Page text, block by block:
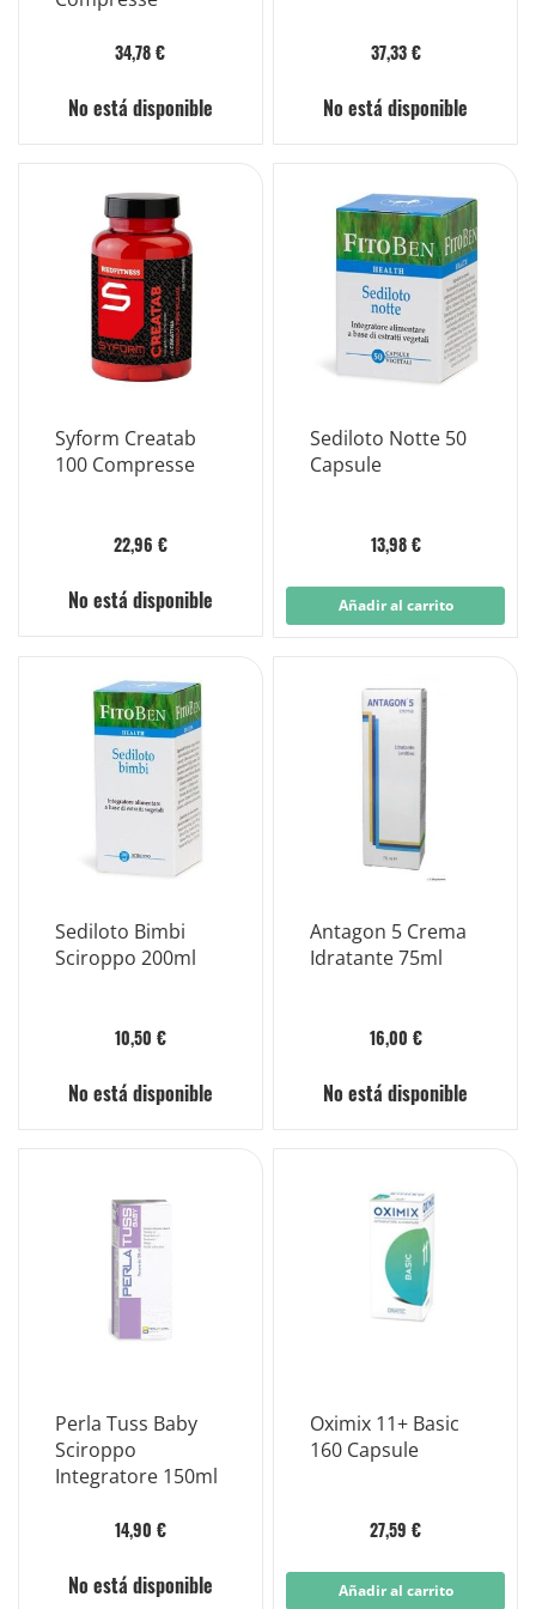
34,78 €
No está disponible
37,33 €
No está disponible
Syform Creatab
100 Compresse
22,96 €
No está disponible
Sediloto Notte 50
Capsule
13,98 €
Añadir al carrito
Sediloto Bimbi
Sciroppo 200ml
10,50 €
No está disponible
Antagon 5 Crema
Idratante 75ml
16,00 €
No está disponible
Perla Tuss Baby
Sciroppo
Integratore 150ml
14,90 €
No está disponible
Oximix 11+ Basic
160 Capsule
27,59 €
Añadir al carrito